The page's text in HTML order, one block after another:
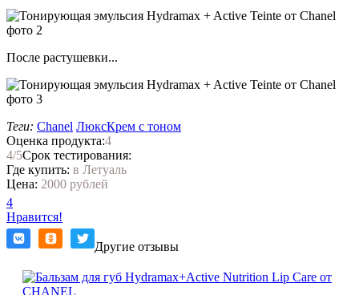
После растушевки...
Теги: Chanel ЛюксКрем с тоном
Оценка продукта:4
4/5Срок тестирования:
Где купить: в Летуаль
Цена: 2000 рублей
4
Нравится!
Другие отзывы